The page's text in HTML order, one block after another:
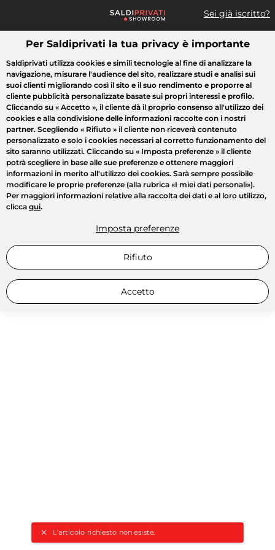
Sei già iscritto?
Cosa cerchi?
L'articolo richiesto non esiste.
Tutte le vendite Moda Casa Bellezza Elettrodomestici
Per Saldiprivati la tua privacy è importante
Saldiprivati utilizza cookies e simili tecnologie al fine di analizzare la
navigazione, misurare l'audience del sito, realizzare studi e analisi sui
suoi clienti migliorando così il sito e il suo rendimento e proporre al
cliente pubblicità personalizzate basate sui propri interessi e profilo.
Cliccando su « Accetto », il cliente dà il proprio consenso all'utilizzo dei
cookies e alla condivisione delle informazioni raccolte con i nostri
partner. Scegliendo « Rifiuto » il cliente non riceverà contenuto
personalizzato e solo i cookies necessari al corretto funzionamento del
sito saranno utilizzati. Cliccando su « Imposta preferenze » il cliente
potrà scegliere in base alle sue preferenze e ottenere maggiori
informazioni in merito all'utilizzo dei cookies. Sarà sempre possibile
modificare le proprie preferenze (alla rubrica «I miei dati personali»).
Per maggiori informazioni relative alla raccolta dei dati e al loro utilizzo,
clicca qui.
Imposta preferenze
Rifiuto
Accetto